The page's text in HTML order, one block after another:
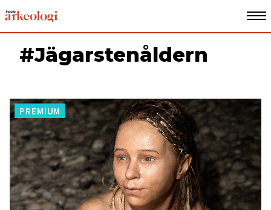
#Jägarsten­åldern
PREMIUM